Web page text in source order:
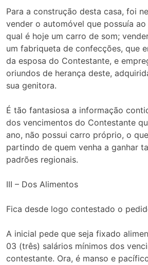
Para a construção desta casa, foi
vender o automóvel que possuía
qual é hoje um carro de som;
um fabriqueta de confecções, que
da esposa do Contestante, e
oriundos de herança deste,
sua genitora.
É tão fantasiosa a informação
dos vencimentos do Contestante
ano, não possui carro próprio, o
partindo de quem venha a ganhar
padrões regionais.
III – Dos Alimentos
Fica desde logo contestado o
A inicial pede que seja fixado
03 (três) salários mínimos dos
contestante. Ora, é manso e